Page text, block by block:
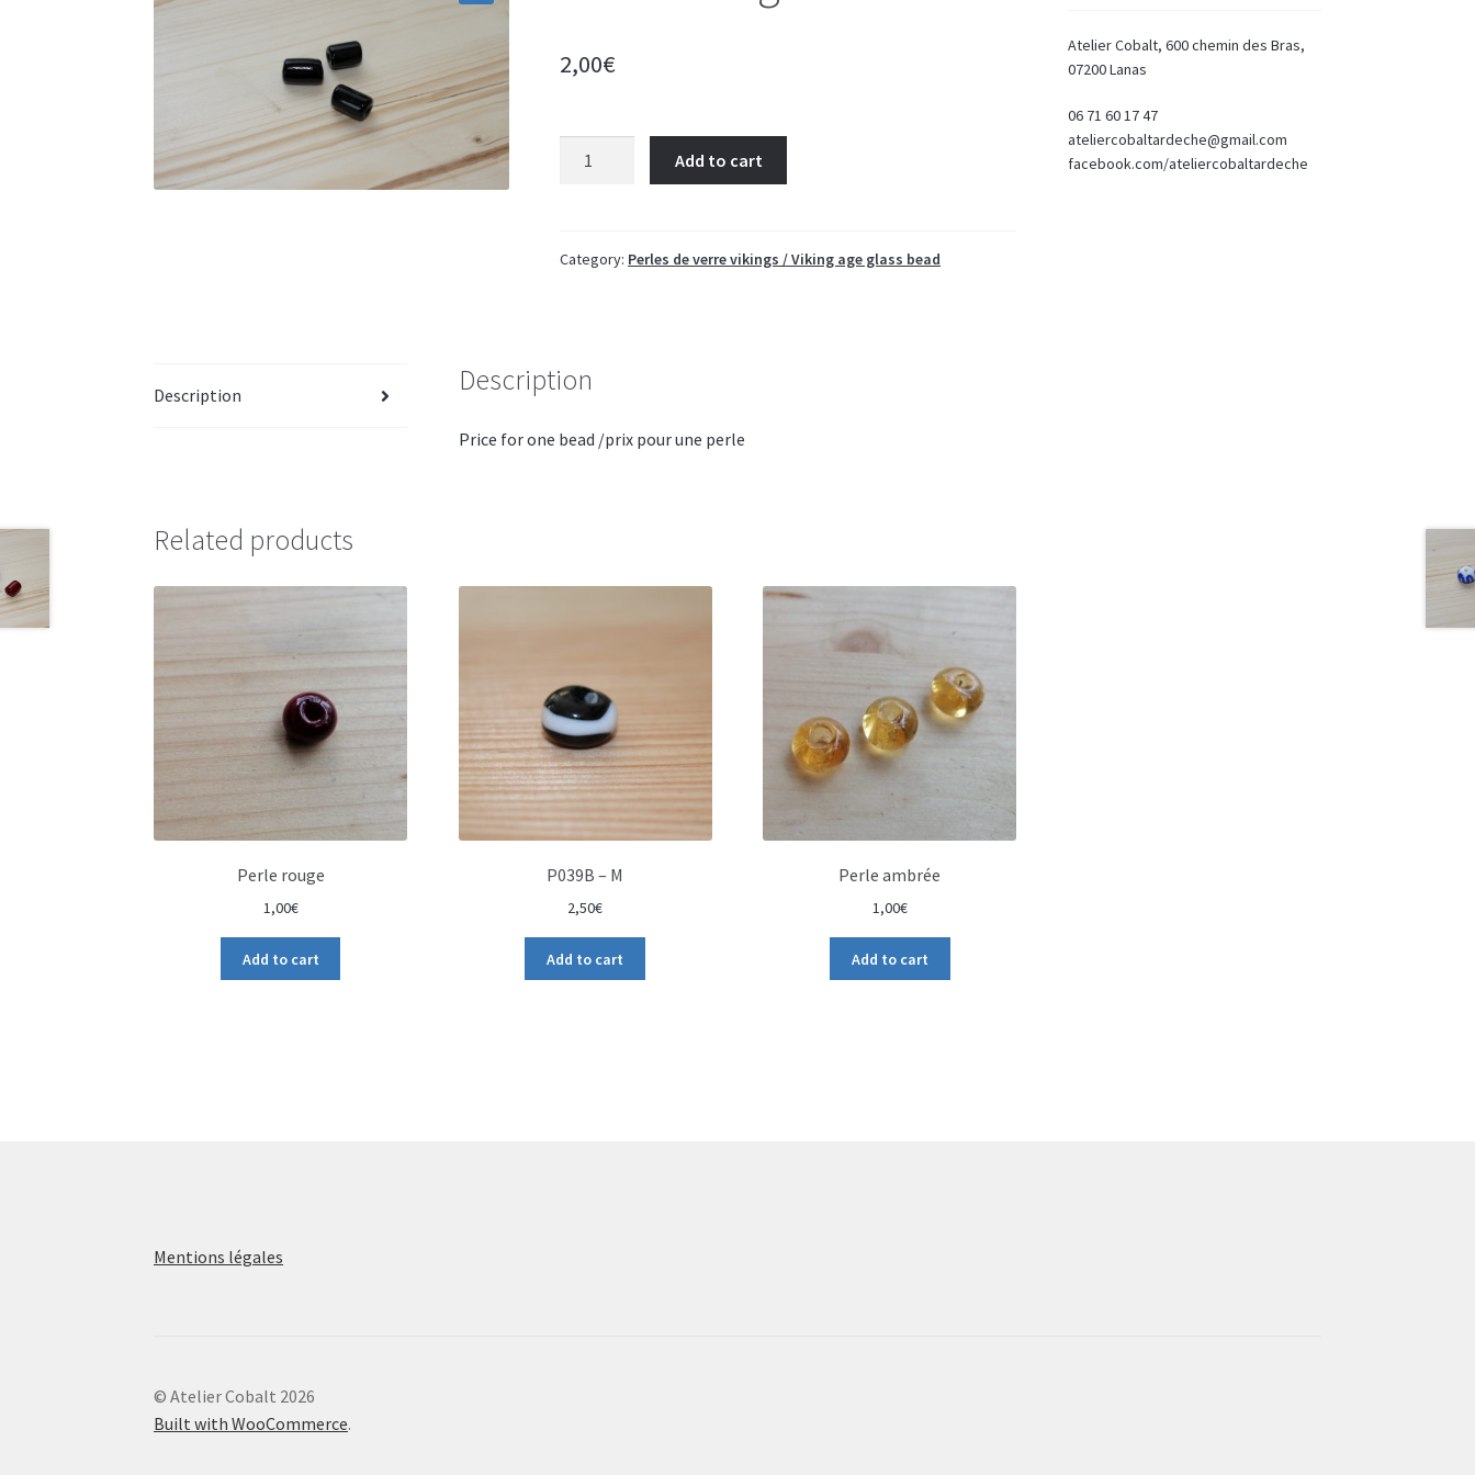
2,00€
946
Add to cart
Category: Perles de verre vikings / Viking age glass bead
Description Description
Price for one bead /prix pour une perle
Related products
Perle rouge
1,00€
Add to cart
P039B – M
2,50€
Add to cart
Perle ambrée
1,00€
Add to cart
Atelier Cobalt, 600 chemin des Bras,
07200 Lanas
06 71 60 17 47
ateliercobaltardeche@gmail.com
facebook.com/ateliercobaltardeche
Mentions légales
© Atelier Cobalt 2026
Built with WooCommerce.